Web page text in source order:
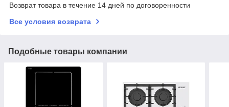
Возврат товара в течение 14 дней по договоренности
Все условия возврата
Подобные товары компании